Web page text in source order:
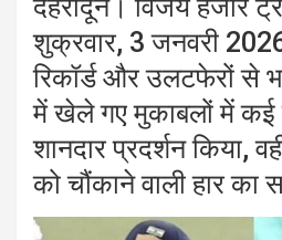
देहरादून। विजय हजारे
शुक्रवार, 3 जनवरी
रिकॉर्ड और उलटफेरों से
में खेले गए मुकाबलों में कई
शानदार प्रदर्शन किया,
को चौंकाने वाली हार का